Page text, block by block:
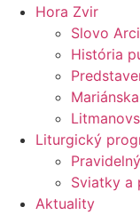
Hora Zvir
Slovo
História
Liturgický
Sviatky a
Aktuality